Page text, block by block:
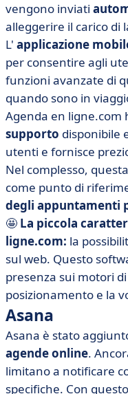
vengono inviati
alleggerire il carico di
L' applicazione
per consentire agli
funzioni avanzate di
quando sono in
Agenda en ligne.com
supporto disponibile
utenti e fornisce
Nel complesso,
come punto di
degli appuntamenti
🤩 La piccola
ligne.com: la
sul web. Questo
presenza sui motori
posizionamento e la
Asana
Asana è stato
agende online.
limitano a notificare
specifiche. Con questo